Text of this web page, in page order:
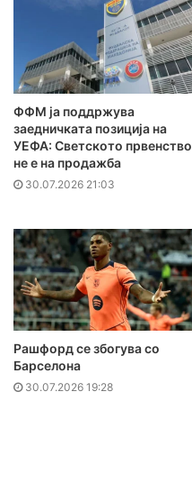
ФФМ ја поддржува
заедничката позиција на
УЕФА: Светското првенство
не е на продажба
30.07.2026 21:03
Рашфорд се збогува со
Барселона
30.07.2026 19:28